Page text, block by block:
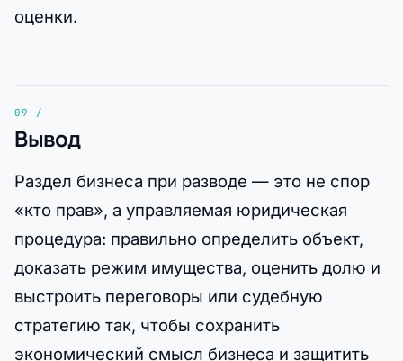
оценки.
Вывод
Раздел бизнеса при разводе — это не спор
«кто прав», а управляемая юридическая
процедура: правильно определить объект,
доказать режим имущества, оценить долю и
выстроить переговоры или судебную
стратегию так, чтобы сохранить
экономический смысл бизнеса и защитить